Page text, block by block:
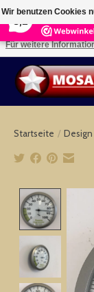
Kies uw taal: NL --
Startseite / Design
Wir benutzen Cookies
Ist
Für weitere